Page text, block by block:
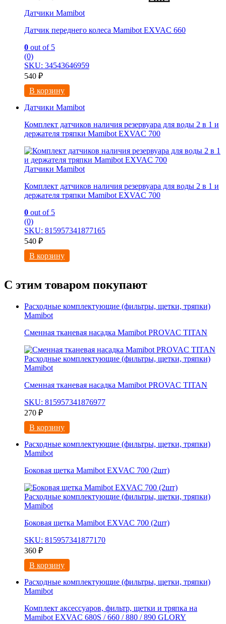
Датчики Mamibot
Датчик переднего колеса Mamibot EXVAC 660
0 out of 5
(0)
SKU: 34543646959
540 ₽
В корзину
Датчики Mamibot
Комплект датчиков наличия резервуара для воды 2 в 1 и
держателя тряпки Mamibot EXVAC 700
Датчики Mamibot
Комплект датчиков наличия резервуара для воды 2 в 1 и
держателя тряпки Mamibot EXVAC 700
0 out of 5
(0)
SKU: 815957341877165
540 ₽
В корзину
С этим товаром покупают
Расходные комплектующие (фильтры, щетки, тряпки)
Mamibot
Сменная тканевая насадка Mamibot PROVAC TITAN
Расходные комплектующие (фильтры, щетки, тряпки)
Mamibot
Сменная тканевая насадка Mamibot PROVAC TITAN
SKU: 815957341876977
270 ₽
В корзину
Расходные комплектующие (фильтры, щетки, тряпки)
Mamibot
Боковая щетка Mamibot EXVAC 700 (2шт)
Расходные комплектующие (фильтры, щетки, тряпки)
Mamibot
Боковая щетка Mamibot EXVAC 700 (2шт)
SKU: 815957341877170
360 ₽
В корзину
Расходные комплектующие (фильтры, щетки, тряпки)
Mamibot
Комплект аксессуаров, фильтр, щетки и тряпка на
Mamibot EXVAC 680S / 660 / 880 / 890 GLORY